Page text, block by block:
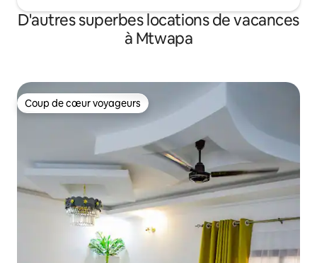
D'autres superbes locations de vacances
à Mtwapa
Coup de cœur voyageurs
Coup de cœur voyageurs